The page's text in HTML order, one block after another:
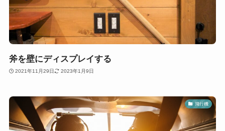
斧を壁にディスプレイする
2021年11月29日 2023年1月9日
飛行機